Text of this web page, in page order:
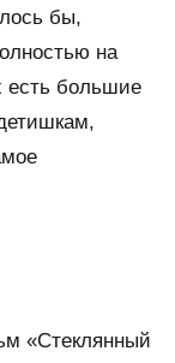
бы,
на
есть большие
«Стеклянный